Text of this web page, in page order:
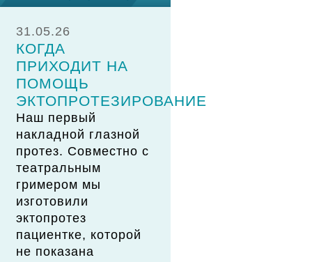
31.05.26
КОГДА
ПРИХОДИТ НА
ПОМОЩЬ
ЭКТОПРОТЕЗИРОВАНИЕ
Наш первый
накладной глазной
протез. Совместно с
театральным
гримером мы
изготовили
эктопротез
пациентке, которой
не показана